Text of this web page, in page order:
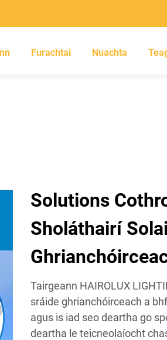
Furachtaí Nuachta
Solutions
Sholáthairí
Tairgeann HAIROLUX
sráide ghrianchóirceach a
agus is iad seo deartha go
deartha le teicneolaíocht